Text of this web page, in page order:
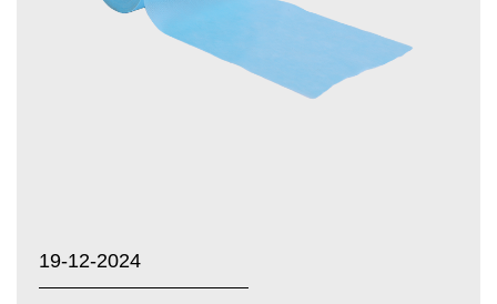
19-12-2024